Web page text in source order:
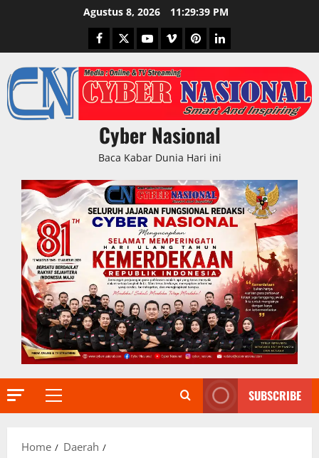
Agustus 8, 2026 11:29:40 PM
Facebook
TwitterYoutubeVimeoPinterestLinkedIn
Cyber Nasional
Baca Kabar Dunia Hari ini
Primary
SUBSCRIBE
Home
Daerah